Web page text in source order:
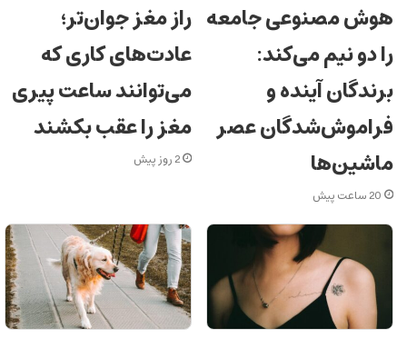
هوش مصنوعی جامعه
را دو نیم می‌کند:
برندگان آینده و
فراموش‌شدگان عصر
ماشین‌ها
20 ساعت پیش
راز مغز جوان‌تر؛
عادت‌های کاری که
می‌توانند ساعت پیری
مغز را عقب بکشند
2 روز پیش